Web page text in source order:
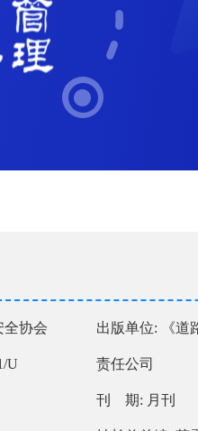
全协会
U
出版单位: 《道
责任公司
刊 期: 月刊